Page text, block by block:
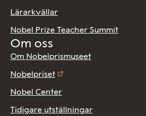
Lärarkvällar
Nobel Prize Teacher Summit
Om oss
Om Nobelprismuseet
Nobelpriset
Nobel Center
Tidigare utställningar